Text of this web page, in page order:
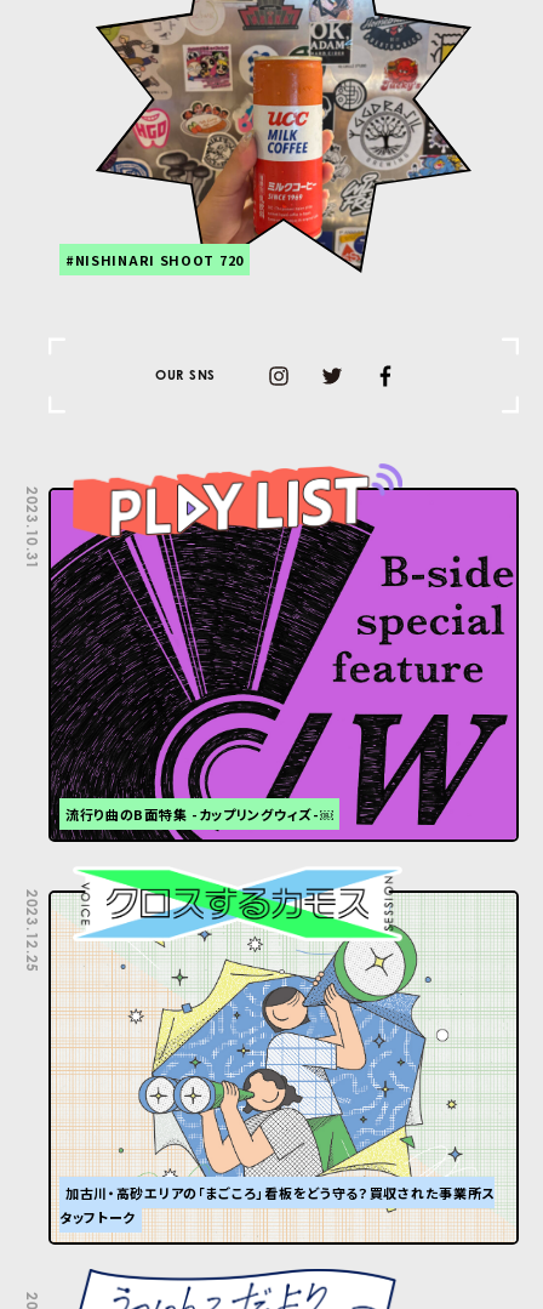
#NISHINARI SHOOT 720
OUR SNS
2023.10.31
流行り曲のB面特集 -カップリングウィズ-￼
2023.12.25
加古川・高砂エリアの「まごころ」看板をどう守る？買収された事業所ス
タッフトーク